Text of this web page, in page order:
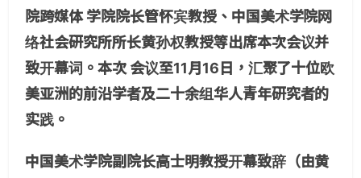
院跨媒体 学院院长管怀宾教授、中国美术学院网
络社会研究所所长黄孙权教授等出席本次会议并
致开幕词。本次 会议至11月16日，汇聚了十位欧
美亚洲的前沿学者及二十余组华人青年研究者的
实践。
中国美术学院副院长高士明教授开幕致辞（由黄